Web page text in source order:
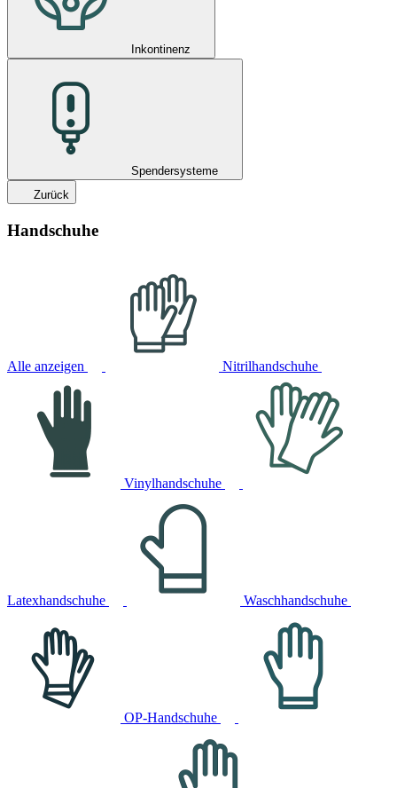
Inkontinenz
Spendersysteme
Zurück
Handschuhe
Alle anzeigen Nitrilhandschuhe
Vinylhandschuhe
Latexhandschuhe Waschhandschuhe
OP-Handschuhe